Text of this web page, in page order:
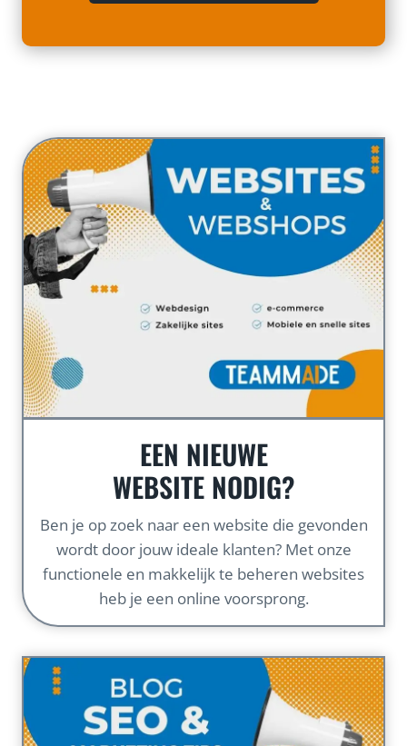
EEN NIEUWE
WEBSITE NODIG?
Ben je op zoek naar een website die gevonden
wordt door jouw ideale klanten? Met onze
functionele en makkelijk te beheren websites
heb je een online voorsprong.